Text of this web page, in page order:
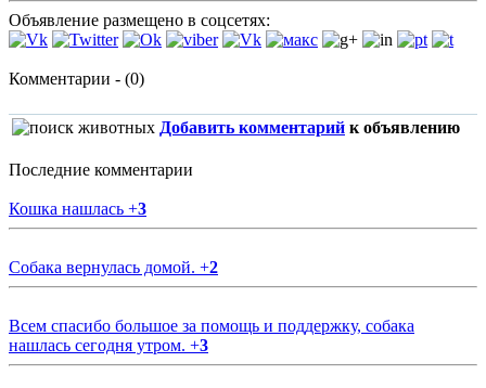
Объявление размещено в соцсетях:
Комментарии - (0)
Добавить комментарий к объявлению
Последние комментарии
Кошка нашлась +3
Собака вернулась домой. +2
Всем спасибо большое за помощь и поддержку, собака
нашлась сегодня утром. +3